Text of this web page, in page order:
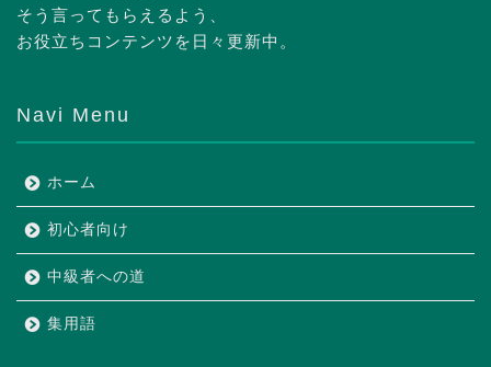
そう言ってもらえるよう、
お役立ちコンテンツを日々更新中。
Navi Menu
ホーム
初心者向け
中級者への道
集用語